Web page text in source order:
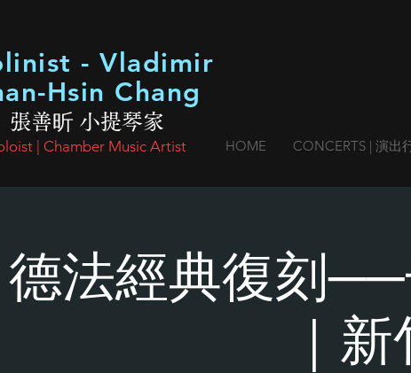
- Vladimir
Hsin Chang
張善昕 小提琴家
HOME CONCERTS | 演出
| Chamber Music Artist
德法經典復刻
｜